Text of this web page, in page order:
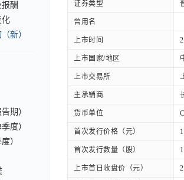
酬
化
新）
期）
度）
）
证券类型
曾用名
上市时间
上市国家/地区
上市交易所
主承销商
货币单位
首次发行价格（元）
首次发行数量（股）
上市首日收盘价（元）